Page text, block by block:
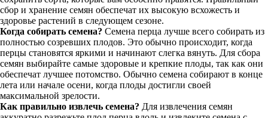
сбор и хранение семян обеспечат их высокую всхожесть и
здоровье растений в следующем сезоне.
Когда собирать семена? Семена перца лучше всего собирать из
полностью созревших плодов. Это обычно происходит, когда
перцы становятся яркими и начинают слегка вянуть. Для сбора
семян выбирайте самые здоровые и крепкие плоды, так как они
обеспечат лучшее потомство. Обычно семена собирают в конце
лета или начале осени, когда плоды достигли своей
максимальной зрелости.
Как правильно извлечь семена? Для извлечения семян